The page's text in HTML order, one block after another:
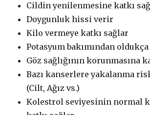
Cildin yenilenmesine katkı
Doygunluk hissi verir
Kilo vermeye katkı sağlar
Potasyum bakımından
Göz sağlığının korunmasına
Bazı kanserlere yakalanma
(Cilt, Ağız vs.)
Kolestrol seviyesinin normal